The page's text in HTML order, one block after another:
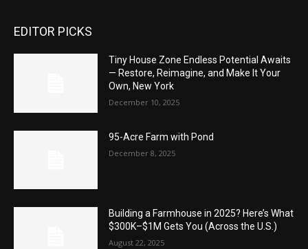
EDITOR PICKS
Tiny House Zone Endless Potential Awaits
— Restore, Reimagine, and Make It Your
Own, New York
December 10, 2025
95-Acre Farm with Pond
December 8, 2025
Building a Farmhouse in 2025? Here’s What
$300K–$1M Gets You (Across the U.S.)
August 22, 2025